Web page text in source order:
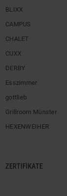
BLIXX
CAMPUS
CHALET
CUXX
DERBY
Esszimmer
gottlieb
Grillroom Münster
HEXENWEIHER
ZERTIFIKATE